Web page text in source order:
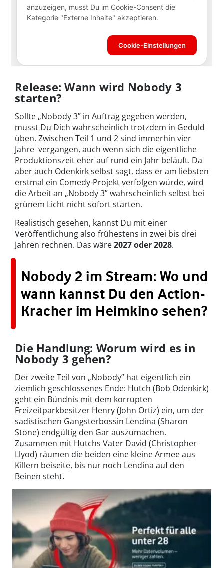
Release: Wann wird Nobody 3
starten?
Sollte „Nobody 3” in Auftrag gegeben werden,
musst Du Dich wahrscheinlich trotzdem in Geduld
üben. Zwischen Teil 1 und 2 sind immerhin vier
Jahre vergangen, auch wenn sich die eigentliche
Produktionszeit eher auf rund ein Jahr beläuft. Da
aber auch Odenkirk selbst sagt, dass er am liebsten
erstmal ein Comedy-Projekt verfolgen würde, wird
die Arbeit an „Nobody 3” wahrscheinlich selbst bei
grünem Licht nicht sofort starten.
Realistisch gesehen, kannst Du mit einer
Veröffentlichung also frühestens in zwei bis drei
Jahren rechnen. Das wäre2027 oder 2028.
Nobody 2 im Stream: Wo und
wann kannst Du den Action-
Kracher im Heimkino sehen?
Die Handlung: Worum wird es in
Nobody 3 gehen?
Der zweite Teil von „Nobody” hat eigentlich ein
ziemlich geschlossenes Ende: Hutch (Bob Odenkirk)
geht ein Bündnis mit dem korrupten
Freizeitparkbesitzer Henry (John Ortiz) ein, um der
sadistischen Gangsterbossin Lendina (Sharon
Stone) endgültig den Gar auszumachen.
Zusammen mit Hutchs Vater David (Christopher
Llyod) räumen die beiden eine kleine Armee aus
Killern beiseite, bis nur noch Lendina auf den
Beinen steht.